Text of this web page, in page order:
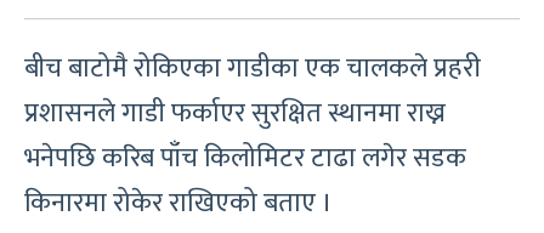
बीच बाटोमै रोकिएका गाडीका एक चालकले प्रहरी
प्रशासनले गाडी फर्काएर सुरक्षित स्थानमा राख्न
भनेपछि करिब पाँच किलोमिटर टाढा लगेर सडक
किनारमा रोकेर राखिएको बताए ।